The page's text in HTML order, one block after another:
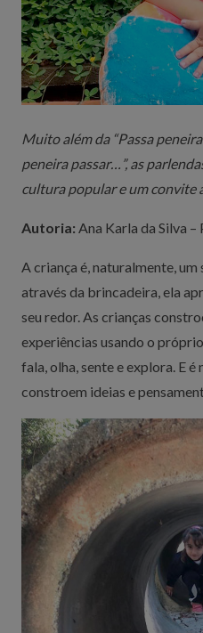
Muito além da “Passa
peneira passar…”, as
cultura popular e um convite
Autoria: Ana Karla da Silva
A criança é, naturalmente,
através da brincadeira, ela
seu redor. As crianças
experiências usando o
fala, olha, sente e explora. E é
constroem ideias e